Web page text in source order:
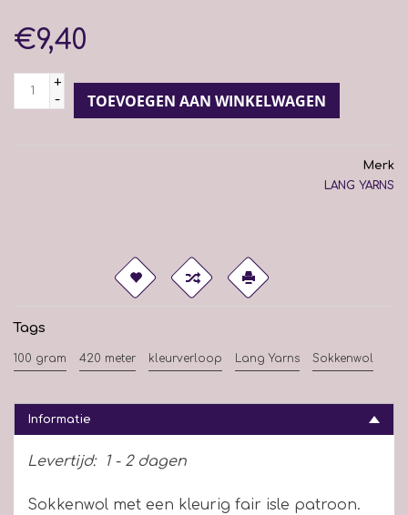
€9,40
+
-
TOEVOEGEN AAN WINKELWAGEN
Merk
LANG YARNS
Tags
100 gram 420 meter kleurverloop Lang Yarns Sokkenwol
Informatie
Levertijd: 1 - 2 dagen
Sokkenwol met een kleurig fair isle patroon.